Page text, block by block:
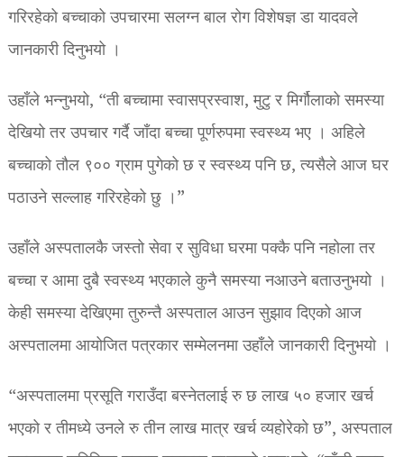
गरिरहेको बच्चाको उपचारमा सलग्न बाल रोग विशेषज्ञ डा यादवले
जानकारी दिनुभयो ।
उहाँले भन्नुभयो, “ती बच्चामा स्वासप्रस्वाश, मुटु र मिर्गौलाको समस्या
देखियो तर उपचार गर्दै जाँदा बच्चा पूर्णरुपमा स्वस्थ्य भए । अहिले
बच्चाको तौल ९०० ग्राम पुगेको छ र स्वस्थ्य पनि छ, त्यसैले आज घर
पठाउने सल्लाह गरिरहेको छु ।”
उहाँले अस्पतालकै जस्तो सेवा र सुविधा घरमा पक्कै पनि नहोला तर
बच्चा र आमा दुबै स्वस्थ्य भएकाले कुनै समस्या नआउने बताउनुभयो ।
केही समस्या देखिएमा तुरुन्तै अस्पताल आउन सुझाव दिएको आज
अस्पतालमा आयोजित पत्रकार सम्मेलनमा उहाँले जानकारी दिनुभयो ।
“अस्पतालमा प्रसूति गराउँदा बस्नेतलाई रु छ लाख ५० हजार खर्च
भएको र तीमध्ये उनले रु तीन लाख मात्र खर्च व्यहोरेको छ”, अस्पताल